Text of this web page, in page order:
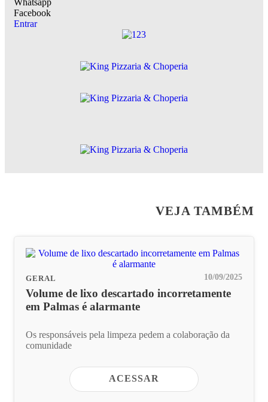
Whatsapp
Facebook
Entrar
VEJA TAMBÉM
GERAL 10/09/2025
Volume de lixo descartado incorretamente
em Palmas é alarmante
Os responsáveis pela limpeza pedem a colaboração da
comunidade
ACESSAR